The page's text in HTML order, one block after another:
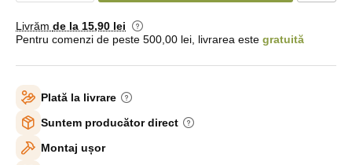
Livrăm de la 15,90 lei
Pentru comenzi de peste 500,00 lei, livrarea este gratuită
Plată la livrare
Suntem producător direct
Montaj ușor